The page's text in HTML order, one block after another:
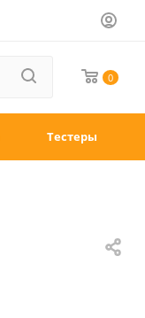
0
Тестеры